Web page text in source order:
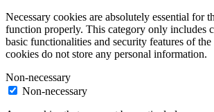
Necessary cookies are absolutely essential for
function properly. This category only includes
basic functionalities and security features of
cookies do not store any personal information.
Non-necessary
Non-necessary